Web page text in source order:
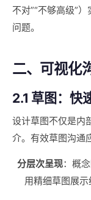
不对”“不够高级”
问题。
二、可视化
2.1 草图：快
设计草图不仅是内
介。有效草图沟通
分层次呈现：概
用精细草图展示